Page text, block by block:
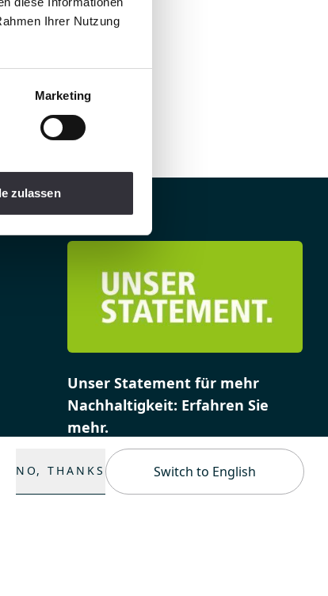
Ihrer Nutzung
Marketing
zulassen
Unser Statement für mehr
Nachhaltigkeit: Erfahren Sie
mehr.
NO, THANKS Switch to English